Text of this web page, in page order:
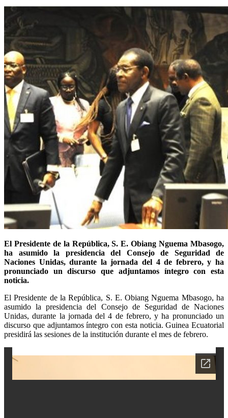
El Presidente de la República, S. E. Obiang Nguema Mbasogo,
ha asumido la presidencia del Consejo de Seguridad de
Naciones Unidas, durante la jornada del 4 de febrero, y ha
pronunciado un discurso que adjuntamos íntegro con esta
noticia.
El Presidente de la República, S. E. Obiang Nguema Mbasogo, ha
asumido la presidencia del Consejo de Seguridad de Naciones
Unidas, durante la jornada del 4 de febrero, y ha pronunciado un
discurso que adjuntamos íntegro con esta noticia. Guinea Ecuatorial
presidirá las sesiones de la institución durante el mes de febrero.